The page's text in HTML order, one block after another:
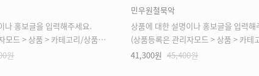
나 홍보글을 입력해주세요.
품 > 카테고리/상품관리 > 상품등록 가능)
원
민우원철묵악
상품에 대한 설명이나 홍보글을 입력해
(상품등록은 관리자모드 > 상품 > 카테고리/상품관리 >
45,400원
41,300원